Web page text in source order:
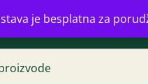
je besplatna za